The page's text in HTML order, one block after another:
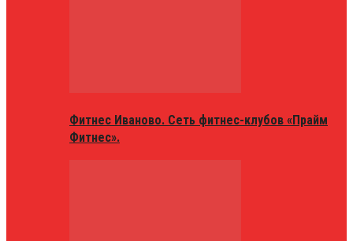
Фитнес Иваново. Сеть фитнес-клубов «Прайм
Фитнес».